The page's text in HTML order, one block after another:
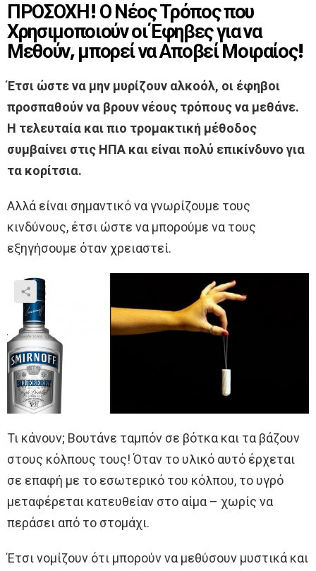
ΠΡΟΣΟΧΗ! Ο Νέος Τρόπος που
Χρησιμοποιούν οι Έφηβες για να
Μεθούν, μπορεί να Αποβεί Μοιραίος!
Έτσι ώστε να μην μυρίζουν αλκοόλ, οι έφηβοι
προσπαθούν να βρουν νέους τρόπους να μεθάνε.
Η τελευταία και πιο τρομακτική μέθοδος
συμβαίνει στις ΗΠΑ και είναι πολύ επικίνδυνο για
τα κορίτσια.
Αλλά είναι σημαντικό να γνωρίζουμε τους
κινδύνους, έτσι ώστε να μπορούμε να τους
εξηγήσουμε όταν χρειαστεί.
Τι κάνουν; Βουτάνε ταμπόν σε βότκα και τα βάζουν
στους κόλπους τους! Όταν το υλικό αυτό έρχεται
σε επαφή με το εσωτερικό του κόλπου, το υγρό
μεταφέρεται κατευθείαν στο αίμα – χωρίς να
περάσει από το στομάχι.
Έτσι νομίζουν ότι μπορούν να μεθύσουν μυστικά και